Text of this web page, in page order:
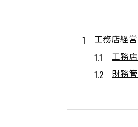
工務店経
工務
財務
経営
工務